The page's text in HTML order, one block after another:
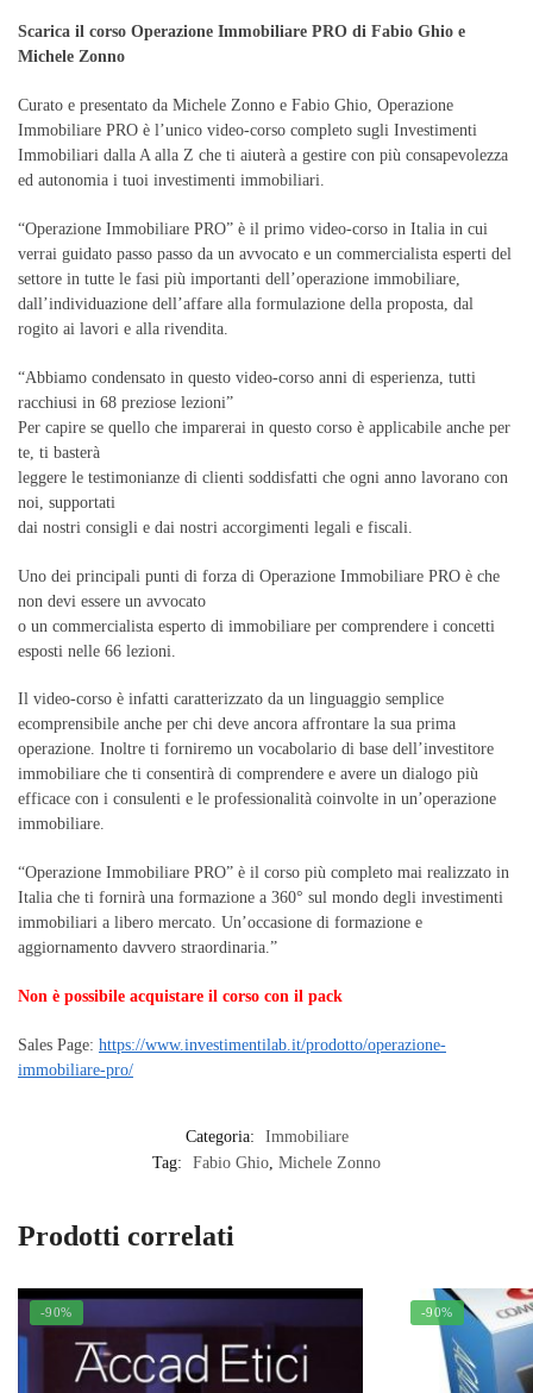
Scarica il corso Operazione Immobiliare PRO di Fabio Ghio e
Michele Zonno
Curato e presentato da Michele Zonno e Fabio Ghio, Operazione
Immobiliare PRO è l’unico video-corso completo sugli Investimenti
Immobiliari dalla A alla Z che ti aiuterà a gestire con più consapevolezza
ed autonomia i tuoi investimenti immobiliari.
“Operazione Immobiliare PRO” è il primo video-corso in Italia in cui
verrai guidato passo passo da un avvocato e un commercialista esperti del
settore in tutte le fasi più importanti dell’operazione immobiliare,
dall’individuazione dell’affare alla formulazione della proposta, dal
rogito ai lavori e alla rivendita.
“Abbiamo condensato in questo video-corso anni di esperienza, tutti
racchiusi in 68 preziose lezioni”
Per capire se quello che imparerai in questo corso è applicabile anche per
te, ti basterà
leggere le testimonianze di clienti soddisfatti che ogni anno lavorano con
noi, supportati
dai nostri consigli e dai nostri accorgimenti legali e fiscali.
Uno dei principali punti di forza di Operazione Immobiliare PRO è che
non devi essere un avvocato
o un commercialista esperto di immobiliare per comprendere i concetti
esposti nelle 66 lezioni.
Il video-corso è infatti caratterizzato da un linguaggio semplice
ecomprensibile anche per chi deve ancora affrontare la sua prima
operazione. Inoltre ti forniremo un vocabolario di base dell’investitore
immobiliare che ti consentirà di comprendere e avere un dialogo più
efficace con i consulenti e le professionalità coinvolte in un’operazione
immobiliare.
“Operazione Immobiliare PRO” è il corso più completo mai realizzato in
Italia che ti fornirà una formazione a 360° sul mondo degli investimenti
immobiliari a libero mercato. Un’occasione di formazione e
aggiornamento davvero straordinaria.”
Non è possibile acquistare il corso con il pack
Sales Page: https://www.investimentilab.it/prodotto/operazione-
immobiliare-pro/
Categoria:
Immobiliare
Tag:
Fabio Ghio Michele Zonno
Prodotti correlati
-90% -90%